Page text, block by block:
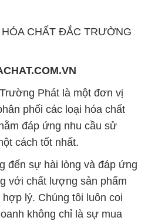
CHẤT ĐẮC TRƯỜNG
Phát là một đơn vị
phối các loại hóa chất
đáp ứng nhu cầu sử
cách tốt nhất.
đến sự hài lòng và đáp ứng
với chất lượng sản phẩm
lý. Chúng tôi luôn coi
không chỉ là sự mua